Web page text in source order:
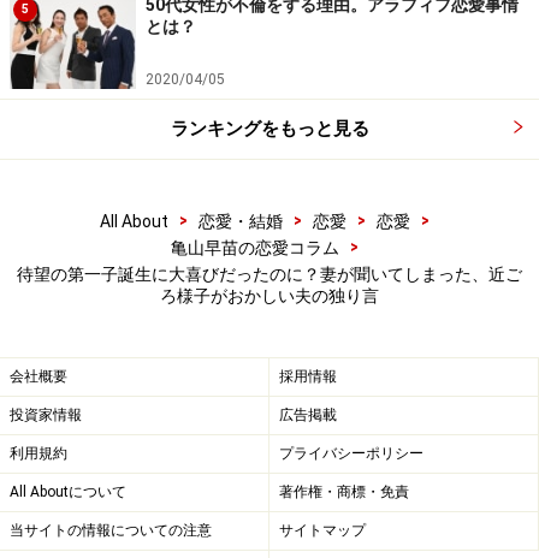
さい男女の概念にとらわれた人ではないはずだ』とも言
いました。逆にそれがプレッシャーになってしまったの
か、実際にめんどうをみてもらえないことがショックだ
ったのか、それ以来、夫は何かといじけるようになった
んです」
最近は離乳食作りが楽しくてたまらないとリナさんは言
う。だが夫は「オレの食事もそのくらい手をかけてくれ
ればな……」とつぶやく。それが彼女をイラッとさせるこ
「だから大人でしょってつい言ってしまう。すると夫は
またいじける。威張ったり怒ったりするタイプではない
んですが、いったんいじけるとけっこう長くて（笑）。
どうして親目線になれないんだろう」
5
50代女性が不倫をする理由。アラフィフ恋愛事情
とは？
2020/04/05
ランキングをもっと見る
All About > 恋愛・結婚 > 恋愛 > 恋愛
>
亀山早苗の恋愛コラム
>
待望の第一子誕生に大喜びだったのに？妻が聞いてしまった、近ご
ろ様子がおかしい夫の独り言
会社概要 採用情報
投資家情報 広告掲載
利用規約 プライバシーポリシー
All Aboutについて 著作権・商標・免責
当サイトの情報についての注意 サイトマップ